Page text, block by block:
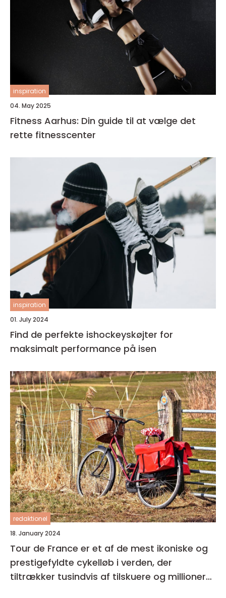
inspiration
04. May 2025
Fitness Aarhus: Din guide til at vælge det
rette fitnesscenter
inspiration
01. July 2024
Find de perfekte ishockeyskøjter for
maksimalt performance på isen
redaktionel
18. January 2024
Tour de France er et af de mest ikoniske og
prestigefyldte cykelløb i verden, der
tiltrækker tusindvis af tilskuere og millioner